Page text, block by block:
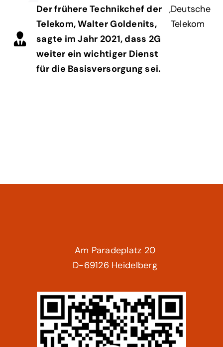
Der frühere Technikchef der
Telekom, Walter Goldenits,
sagte im Jahr 2021, dass 2G
weiter ein wichtiger Dienst
für die Basisversorgung sei.
,Deutsche
Telekom
Am Paradeplatz 20
D-69126 Heidelberg